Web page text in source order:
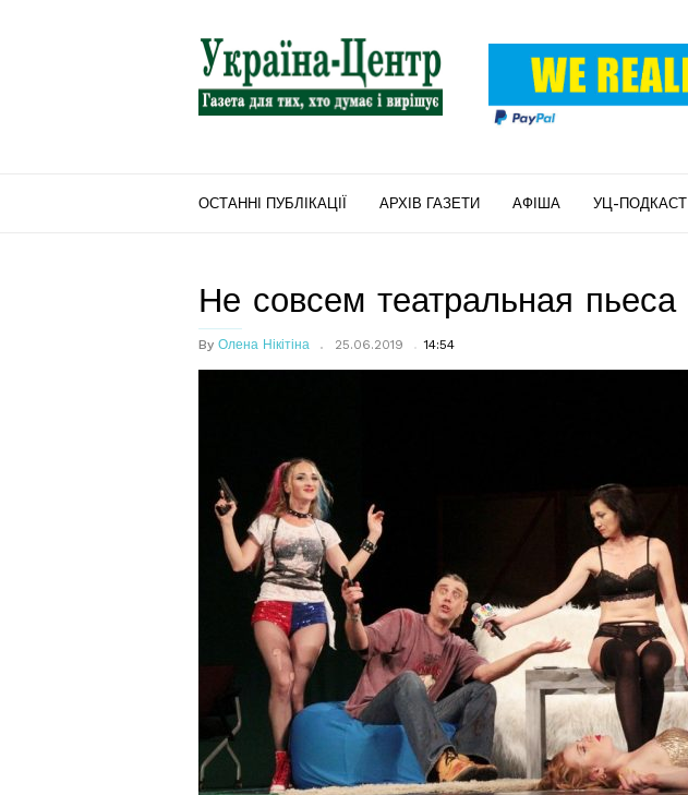
"Україна-
Центр"
ОСТАННІ ПУБЛІКАЦІЇ АРХІВ ГАЗЕТИ АФІША УЦ-ПОДКАСТ
Не совсем театральная пьеса
By Олена Нікітіна 25.06.2019 14:54